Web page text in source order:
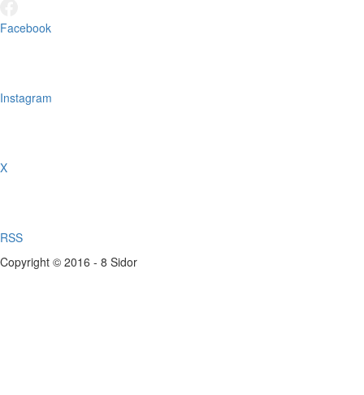
Facebook
Instagram
X
RSS
Copyright © 2016 - 8 Sidor